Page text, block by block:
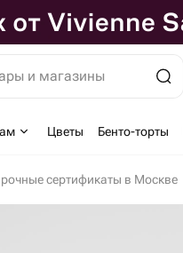
и магазины
Цветы Бенто-торты
сертификаты в Москве